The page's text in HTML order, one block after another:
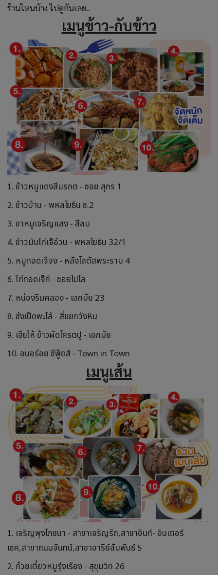
ร้านไหนบ้าง ไปดูกันเลย..
เมนูข้าว-กับข้าว
1. ข้าวหมูแดงสีมรกต - ซอย สุกร 1
2. ข้าวบ้าน - พหลโยธิน ซ.2
3. ขาหมูเจริญแสง - สีลม
4. ข้าวมันไก่เจ๊อ้วน - พหลโยธิน 32/1
5. หมูทอดเจ๊จง - หลังโลตัสพระราม 4
6. ไก่ทอดเจ๊กี - ซอยโปโล
7. หน่องริมคลอง - เอกมัย 23
8. ซ้งเป็ดพะโล้ - สี่แยกวังหิน
9. เฮียให้ ข้าวผัดโครตปู - เอกมัย
10. อบอร่อย ซีฟู้ดส์ - Town in Town
เมนูเส้น
1. เจริญพุงโภชนา - สาขาเจริญรัถ,สาขาอินท์- อินเตอร์
เซค,สาขาถนนจันทน์,สาขาอารีย์สัมพันธ์ 5
2. ก๋วยเตี๋ยวหมูรุ่งเรือง - สุขุมวิท 26